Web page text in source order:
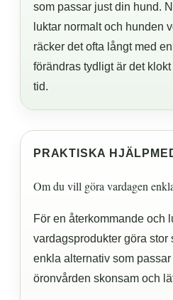
som passar just din hund.
luktar normalt och hunden
räcker det ofta långt med
förändras tydligt är det
tid.
PRAKTISKA
Om du vill göra vardagen
För en återkommande och
vardagsprodukter göra stor
enkla alternativ som
öronvården skonsam och